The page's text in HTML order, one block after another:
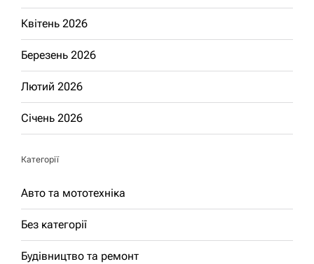
Квітень 2026
Березень 2026
Лютий 2026
Січень 2026
Категорії
Авто та мототехніка
Без категорії
Будівництво та ремонт